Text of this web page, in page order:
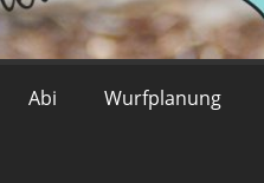
Abi Wurfplanung